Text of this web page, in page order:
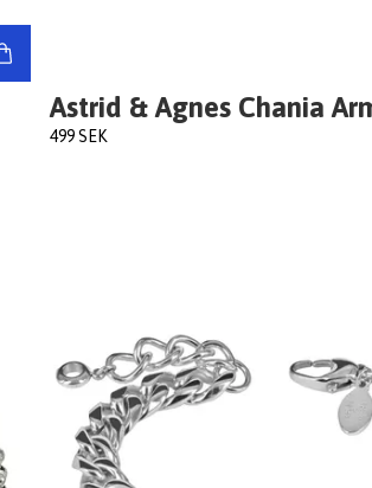
Astrid & Agnes Chania
499 SEK